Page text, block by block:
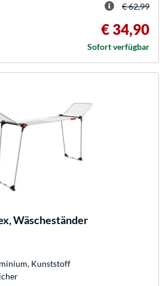
€ 62,99
€ 34,90
Sofort verfügbar
Wäscheständer
Kunststoff